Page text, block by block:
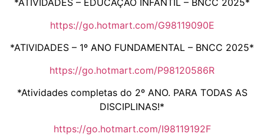
*ATIVIDADES – EDUCAÇÃO INFANTIL – BNCC 2025*
https://go.hotmart.com/G98119090E
*ATIVIDADES – 1º ANO FUNDAMENTAL – BNCC 2025*
https://go.hotmart.com/P98120586R
*Atividades completas do 2º ANO. PARA TODAS AS
DISCIPLINAS!*
https://go.hotmart.com/I98119192F